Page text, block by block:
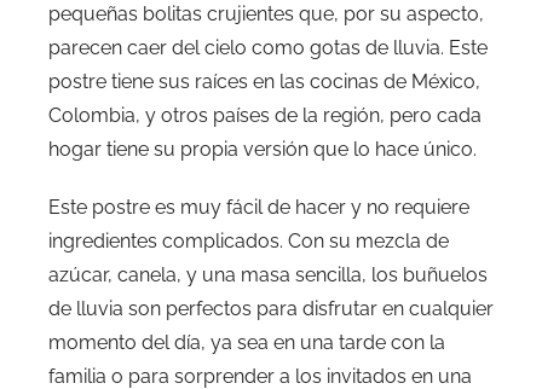
pequeñas bolitas crujientes que, por su aspecto,
parecen caer del cielo como gotas de lluvia. Este
postre tiene sus raíces en las cocinas de México,
Colombia, y otros países de la región, pero cada
hogar tiene su propia versión que lo hace único.
Este postre es muy fácil de hacer y no requiere
ingredientes complicados. Con su mezcla de
azúcar, canela, y una masa sencilla, los buñuelos
de lluvia son perfectos para disfrutar en cualquier
momento del día, ya sea en una tarde con la
familia o para sorprender a los invitados en una